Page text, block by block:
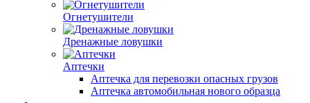
Огнетушители
Дренажные ловушки
Аптечки
Аптечка для перевозки опасных грузов
Аптечка автомобильная нового образца